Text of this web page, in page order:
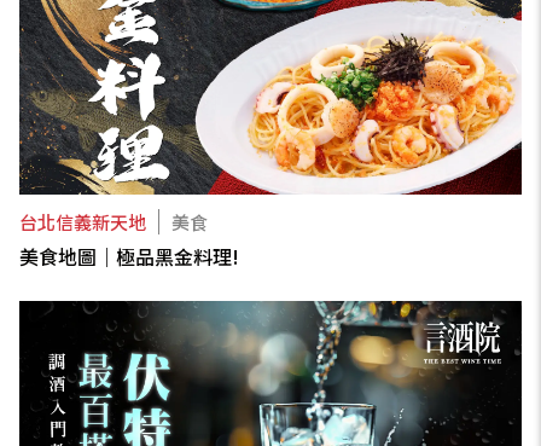
台北信義新天地 美食
美食地圖｜極品黑金料理!